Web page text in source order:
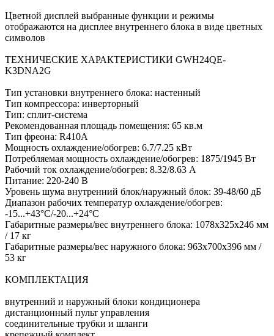
Цветной дисплей выбранные функции и режимы
отображаются на дисплее внутреннего блока в виде цветных
символов
ТЕХНИЧЕСКИЕ ХАРАКТЕРИСТИКИ GWH24QE-
K3DNA2G
Тип установки внутреннего блока: настенный
Тип компрессора: инверторный
Тип: сплит-система
Рекомендованная площадь помещения: 65 кв.м
Тип фреона: R410A
Мощность охлаждение/обогрев: 6.7/7.25 кВт
Потребляемая мощность охлаждение/обогрев: 1875/1945 Вт
Рабочий ток охлаждение/обогрев: 8.32/8.63 А
Питание: 220-240 В
Уровень шума внутренний блок/наружный блок: 39-48/60 дБ
Диапазон рабочих температур охлаждение/обогрев:
-15...+43°С/-20...+24°С
Габаритные размеры/вес внутреннего блока: 1078х325х246 мм
/ 17 кг
Габаритные размеры/вес наружного блока: 963х700х396 мм /
53 кг
КОМПЛЕКТАЦИЯ
внутренний и наружный блоки кондиционера
дистанционный пульт управления
соединительные трубки и шланги